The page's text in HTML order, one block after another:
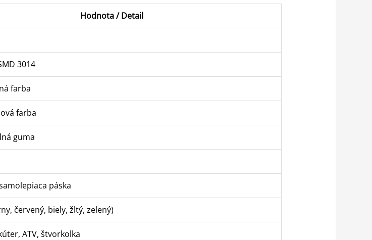
Hodnota / Detail
3014
farba
farba
guma
páska
červený, biely, žltý, zelený)
ATV, štvorkolka